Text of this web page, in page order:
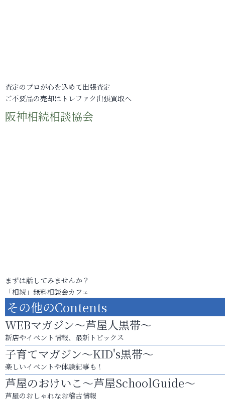
査定のプロが心を込めて出張査定
ご不要品の売却はトレファク出張買取へ
阪神相続相談協会
まずは話してみませんか？
「相続」無料相談会カフェ
その他のContents
WEBマガジン～芦屋人黒帯～
新店やイベント情報、最新トピックス
子育てマガジン～KID's黒帯～
楽しいイベントや体験記事も！
芦屋のおけいこ～芦屋SchoolGuide～
芦屋のおしゃれなお稽古情報